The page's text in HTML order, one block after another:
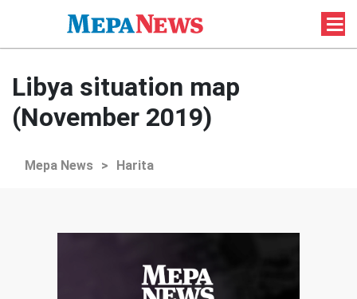
Libya situation map
(November 2019)
Mepa News > Harita